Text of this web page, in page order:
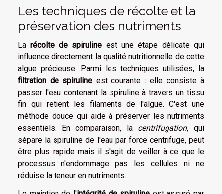
Les techniques de récolte et la
préservation des nutriments
Larécolte de spiruline est une étape délicate qui
influence directement la qualité nutritionnelle de cette
algue précieuse. Parmi les techniques utilisées, la
filtration de spiruline est courante : elle consiste à
passer l'eau contenant la spiruline à travers un tissu
fin qui retient les filaments de l'algue. C'est une
méthode douce qui aide à préserver les nutriments
essentiels. En comparaison, la centrifugation, qui
sépare la spiruline de l'eau par force centrifuge, peut
être plus rapide mais il s'agit de veiller à ce que le
processus n'endommage pas les cellules ni ne
réduise la teneur en nutriments.